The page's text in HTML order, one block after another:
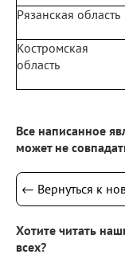
Рязанская область
Костромская
область
Все написанное
может не
← Вернуться к
Хотите читать
всех?